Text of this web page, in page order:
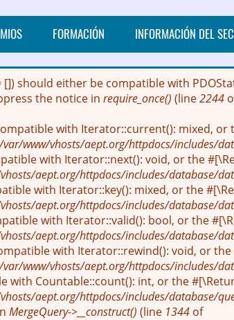
FORMACIÓN INFORMACIÓN DEL
should either be compatible with
the notice in require_once() (line2244
with Iterator::current(): mixed, or
/var/www/vhosts/aept.org/httpdocs/includes/
with Iterator::next(): void, or the
aept.org/httpdocs/includes/database/
with Iterator::key(): mixed, or the
aept.org/httpdocs/includes/database/
with Iterator::valid(): bool, or the
aept.org/httpdocs/includes/database/
with Iterator::rewind(): void, or
/var/www/vhosts/aept.org/httpdocs/includes/
Countable::count(): int, or the
aept.org/httpdocs/includes/database/
MergeQuery->__construct() (line 1344 of